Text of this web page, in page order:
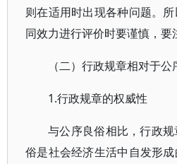
则在适用时出现各种问题。
同效力进行评价时要谨慎，要
（二）行政规章相对于
1.行政规章的权威性
与公序良俗相比，行政
俗是社会经济生活中自发形